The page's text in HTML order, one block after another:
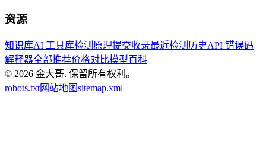
资源
知识库AI 工具库检测原理提交收录最近检测历史API 错误码
解释器全部推荐价格对比模型百科
© 2026 金大哥. 保留所有权利。
robots.txt网站地图sitemap.xml